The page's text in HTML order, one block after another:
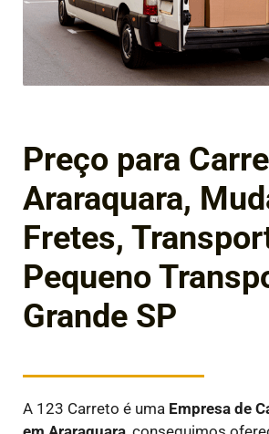
Preço para
Araraquara,
Fretes,
Pequeno
Grande SP
A 123 Carreto é uma Empresa de